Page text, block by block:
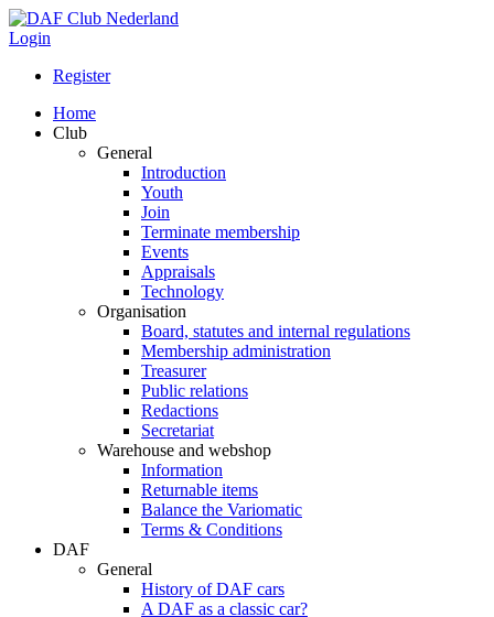
Login
Register
Home
Club
General
Introduction
Youth
Join
Terminate membership
Events
Appraisals
Technology
Organisation
Board, statutes and internal regulations
Membership administration
Treasurer
Public relations
Redactions
Secretariat
Warehouse and webshop
Information
Returnable items
Balance the Variomatic
Terms & Conditions
DAF
General
History of DAF cars
A DAF as a classic car?